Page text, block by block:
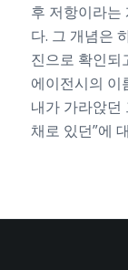
후 저항이라는
다. 그 개념은
진으로 확인되
에이전시의 이
내가 가라앉던
채로 있던”에